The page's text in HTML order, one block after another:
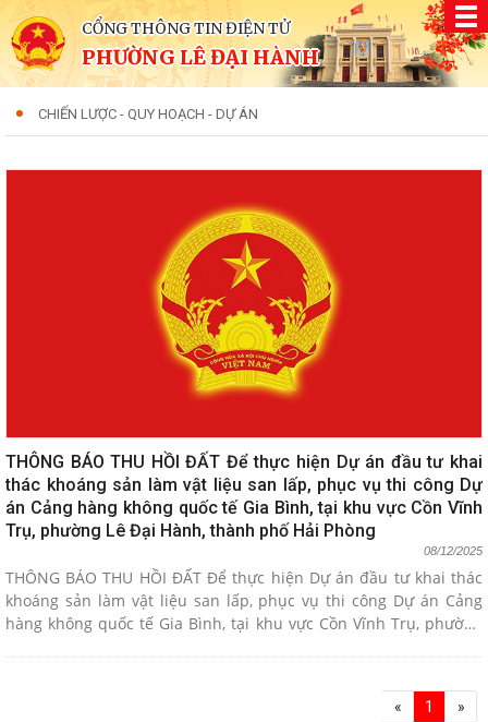
CỔNG THÔNG TIN ĐIỆN TỬ
PHƯỜNG LÊ ĐẠI HÀNH
CHIẾN LƯỢC - QUY HOẠCH - DỰ ÁN
THÔNG BÁO THU HỒI ĐẤT Để thực hiện Dự án đầu tư khai
thác khoáng sản làm vật liệu san lấp, phục vụ thi công Dự
án Cảng hàng không quốc tế Gia Bình, tại khu vực Cồn Vĩnh
Trụ, phường Lê Đại Hành, thành phố Hải Phòng
08/12/2025
THÔNG BÁO THU HỒI ĐẤT Để thực hiện Dự án đầu tư khai thác
khoáng sản làm vật liệu san lấp, phục vụ thi công Dự án Cảng
hàng không quốc tế Gia Bình, tại khu vực Cồn Vĩnh Trụ, phường
« 1 »